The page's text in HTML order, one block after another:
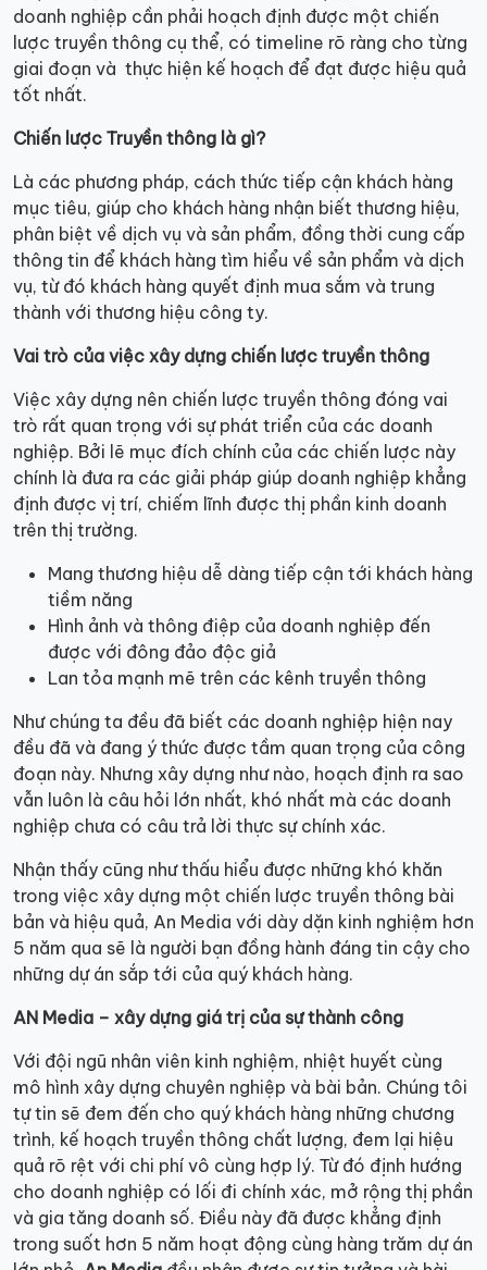
doanh nghiệp cần phải hoạch định được một chiến
lược truyền thông cụ thể, có timeline rõ ràng cho từng
giai đoạn và thực hiện kế hoạch để đạt được hiệu quả
tốt nhất.
Chiến lược Truyền thông là gì?
Là các phương pháp, cách thức tiếp cận khách hàng
mục tiêu, giúp cho khách hàng nhận biết thương hiệu,
phân biệt về dịch vụ và sản phẩm, đồng thời cung cấp
thông tin để khách hàng tìm hiểu về sản phẩm và dịch
vụ, từ đó khách hàng quyết định mua sắm và trung
thành với thương hiệu công ty.
Vai trò của việc xây dựng chiến lược truyền thông
Việc xây dựng nên chiến lược truyền thông đóng vai
trò rất quan trọng với sự phát triển của các doanh
nghiệp. Bởi lẽ mục đích chính của các chiến lược này
chính là đưa ra các giải pháp giúp doanh nghiệp khẳng
định được vị trí, chiếm lĩnh được thị phần kinh doanh
trên thị trường.
Mang thương hiệu dễ dàng tiếp cận tới khách hàng
tiềm năng
Hình ảnh và thông điệp của doanh nghiệp đến
được với đông đảo độc giả
Lan tỏa mạnh mẽ trên các kênh truyền thông
Như chúng ta đều đã biết các doanh nghiệp hiện nay
đều đã và đang ý thức được tầm quan trọng của công
đoạn này. Nhưng xây dựng như nào, hoạch định ra sao
vẫn luôn là câu hỏi lớn nhất, khó nhất mà các doanh
nghiệp chưa có câu trả lời thực sự chính xác.
Nhận thấy cũng như thấu hiểu được những khó khăn
trong việc xây dựng một chiến lược truyền thông bài
bản và hiệu quả, An Media với dày dặn kinh nghiệm hơn
5 năm qua sẽ là người bạn đồng hành đáng tin cậy cho
những dự án sắp tới của quý khách hàng.
AN Media – xây dựng giá trị của sự thành công
Với đội ngũ nhân viên kinh nghiệm, nhiệt huyết cùng
mô hình xây dựng chuyên nghiệp và bài bản. Chúng tôi
tự tin sẽ đem đến cho quý khách hàng những chương
trình, kế hoạch truyền thông chất lượng, đem lại hiệu
quả rõ rệt với chi phí vô cùng hợp lý. Từ đó định hướng
cho doanh nghiệp có lối đi chính xác, mở rộng thị phần
và gia tăng doanh số. Điều này đã được khẳng định
trong suốt hơn 5 năm hoạt động cùng hàng trăm dự án